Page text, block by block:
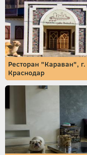
Ресторан "Караван", г.
Краснодар